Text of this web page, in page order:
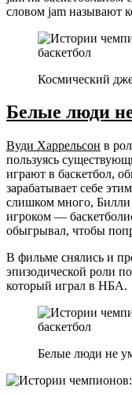
словом jam называют
Космический
Белые люди
Вуди Харрельсон в
пользуясь
играют в баскетбол,
зарабатывает себе
слишком много, Билли
игроком —
обыгрывал, чтобы
В фильме снялись и
эпизодической роли
который играл в НБА.
Белые люди не